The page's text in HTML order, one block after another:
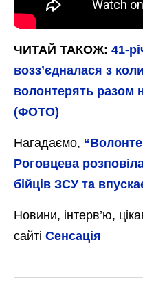
ЧИТАЙ ТАКОЖ: 41-
возз’єдналася з
волонтерять разом
(ФОТО)
Нагадаємо,
Роговцева
бійців ЗСУ та
Новини, інтерв’ю,
сайті Сенсація